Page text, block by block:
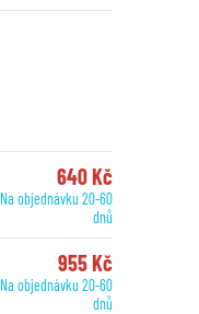
640 Kč
Na objednávku 20-60
dnů
955 Kč
Na objednávku 20-60
dnů